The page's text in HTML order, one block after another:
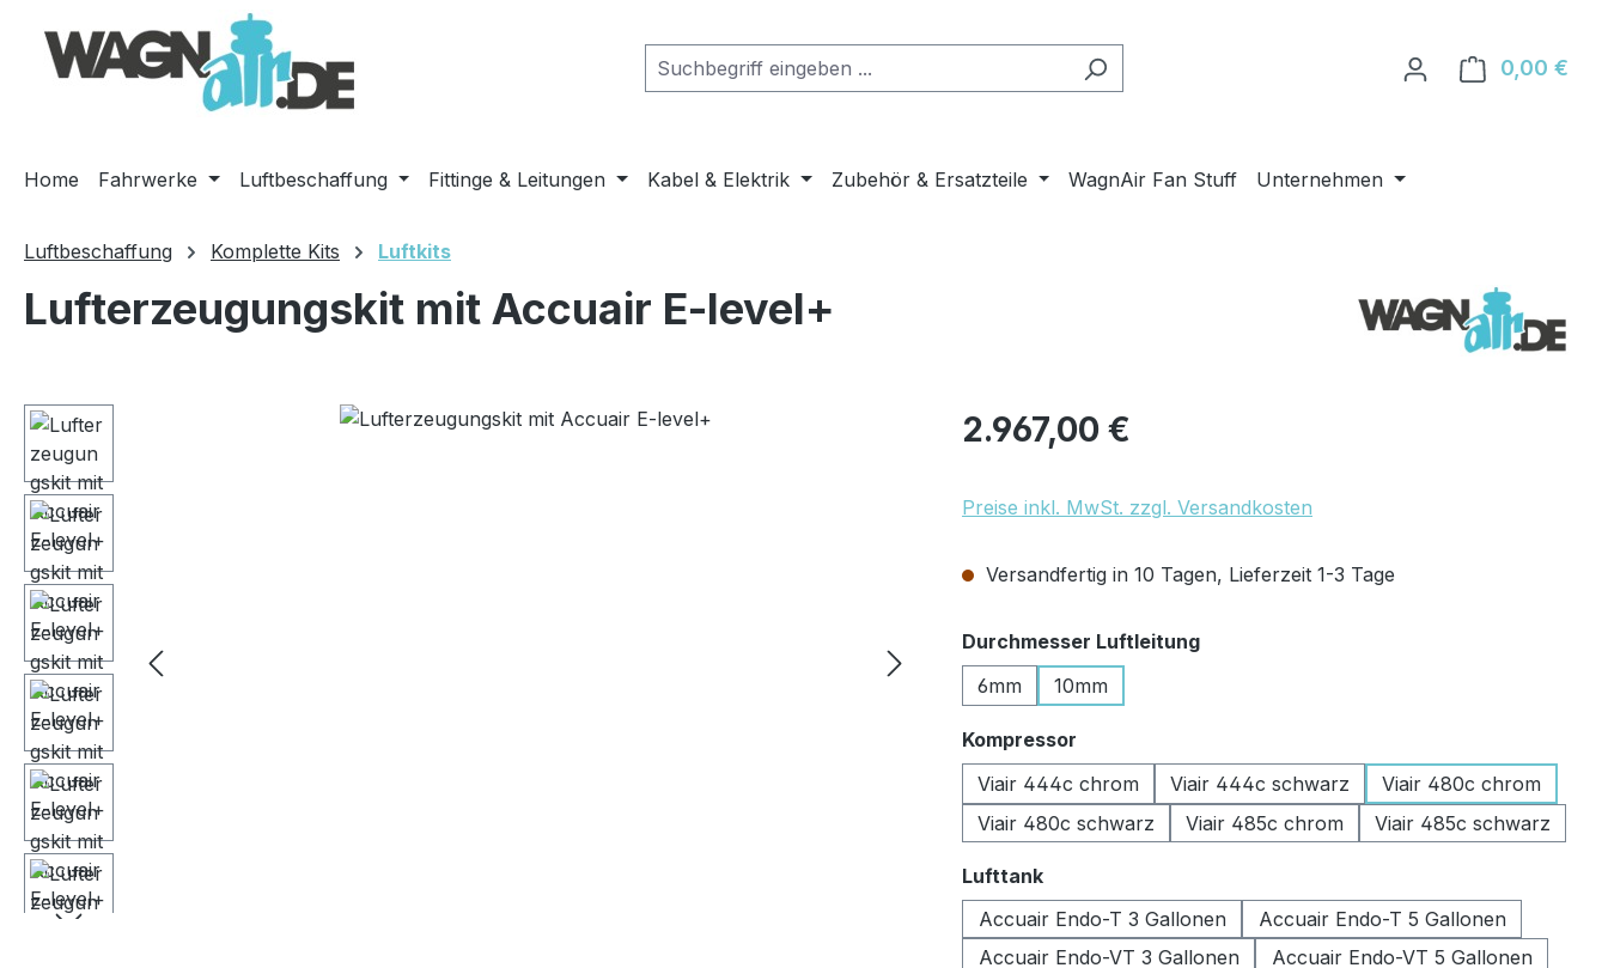
Hauptinhalt springen
Zur Suche springen
Zur Hauptnavigation springen
0,00 €
Home Fahrwerke Luftbeschaffung Fittinge & Leitungen Kabel & Elektrik Zubehör & Ersatzteile WagnAir Fan Stuff Unternehmen
Luftbeschaffung Komplette Kits Luftkits
Lufterzeugungskit mit Accuair E-level+
Bildergalerie überspringen Regulärer Preis:
2.967,00 €
Preise inkl. MwSt. zzgl. Versandkosten
Versandfertig in 10 Tagen, Lieferzeit 1-3 Tage
Durchmesser Luftleitungauswählen
6mm
10mm
Kompressor
Viair 444c chrom
Viair 444c schwarz
Viair 480c chrom
Viair 480c schwarz
Viair 485c chrom Viair 485c schwarz
Lufttankauswählen
Accuair Endo-T 3 Gallonen
Accuair Endo-T 5 Gallonen
Accuair Endo-VT 3 Gallonen
Accuair Endo-VT 5 Gallonen